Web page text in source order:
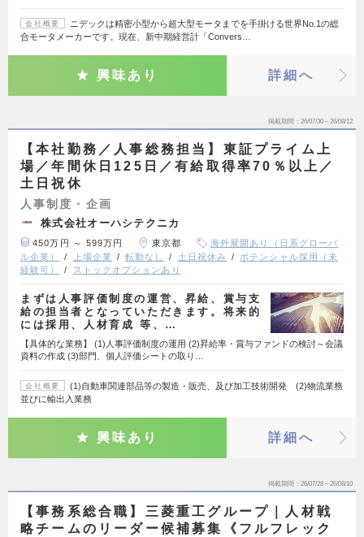
会社概要
ニデックは精密小型から超大型モータまでを手掛ける世界No.1の総
合モータメーカーです。現在、新中期経営計「Convers…
興味あり 詳細へ
掲載期間 26/07/30～26/08/12
【本社勤務／人事総務担当】東証プライム上
場／年間休日125日／有給取得率70％以上／
土日祝休
人事制度・企画
株式会社オーハシテクニカ
450万円 ～ 599万円 東京都
海外展開あり（日系グローバ
ル企業）
上場企業 転勤なし 土日祝休み
ポテンシャル採用（未
経験可）
ストックオプションあり
まずは人事評価制度の運営、昇給、賞与支
給の担当者となっていただきます。将来的
には採用、人材育成 等、…
【具体的な業務】 (1)人事評価制度の運用 (2)昇給率・賞与ファンドの検討～会議
資料の作成 (3)部門、個人評価シートの取り…
会社概要
(1)自動車関連部品等の製造・販売、及び加工技術開発 (2)物流業務
並びに輸出入業務
興味あり 詳細へ
掲載期間 26/07/28～26/08/10
【事務系総合職】三菱重工グループ｜人材戦
略チームのリーダー候補募集《フルフレック